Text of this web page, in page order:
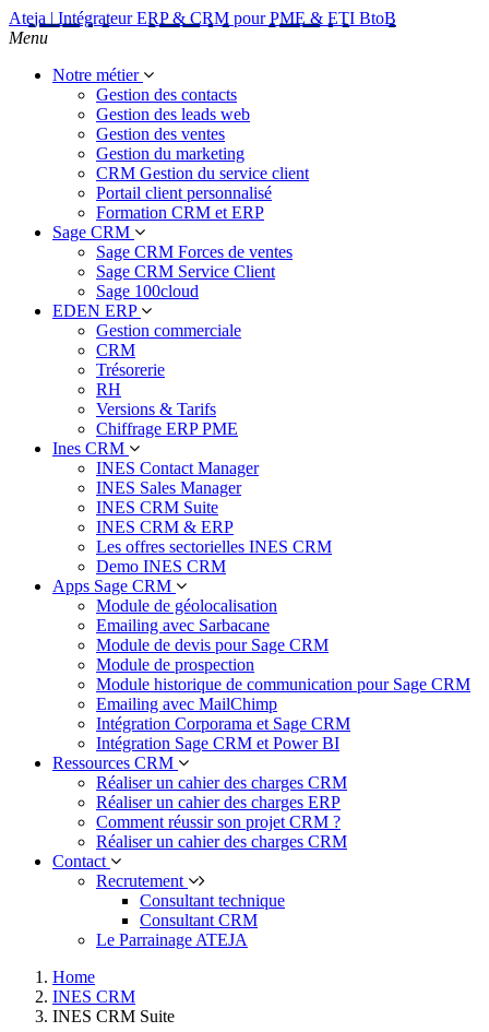
Ateja | Intégrateur ERP & CRM pour PME & ETI BtoB
Menu
Notre métier
Gestion des contacts
Gestion des leads web
Gestion des ventes
Gestion du marketing
CRM Gestion du service client
Portail client personnalisé
Formation CRM et ERP
Sage CRM
Sage CRM Forces de ventes
Sage CRM Service Client
Sage 100cloud
EDEN ERP
Gestion commerciale
CRM
Trésorerie
RH
Versions & Tarifs
Chiffrage ERP PME
Ines CRM
INES Contact Manager
INES Sales Manager
INES CRM Suite
INES CRM & ERP
Les offres sectorielles INES CRM
Demo INES CRM
Apps Sage CRM
Module de géolocalisation
Emailing avec Sarbacane
Module de devis pour Sage CRM
Module de prospection
Module historique de communication pour Sage CRM
Emailing avec MailChimp
Intégration Corporama et Sage CRM
Intégration Sage CRM et Power BI
Ressources CRM
Réaliser un cahier des charges CRM
Réaliser un cahier des charges ERP
Comment réussir son projet CRM ?
Réaliser un cahier des charges CRM
Contact
Recrutement
Consultant technique
Consultant CRM
Le Parrainage ATEJA
Home
INES CRM
INES CRM Suite